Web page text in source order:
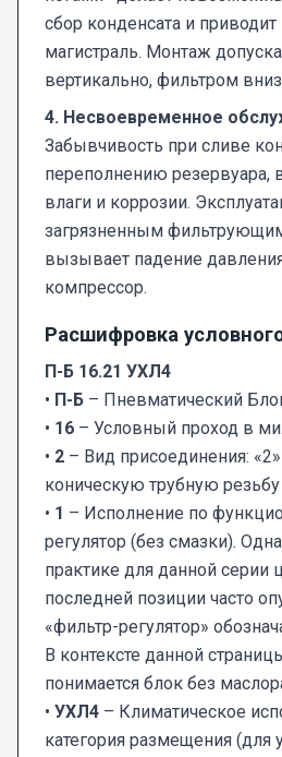
сбор конденсата и
магистраль. Монтаж
вертикально, фильтром
4. Несвоевременное
Забывчивость при сливе
переполнению резервуара,
влаги и коррозии.
загрязненным
вызывает падение
компрессор.
Расшифровка
П-Б 16.21 УХЛ4
• П-Б – Пневматический
• 16 – Условный проход в
• 2 – Вид присоединения:
коническую трубную
• 1 – Исполнение по
регулятор (без смазки).
практике для данной серии
последней позиции часто
«фильтр-регулятор»
В контексте данной
понимается блок без
• УХЛ4 – Климатическое
категория размещения (для